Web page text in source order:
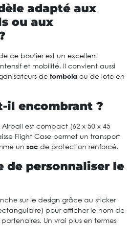
adapté aux
ou aux
ce boulier est un excellent
et mobilité. Il convient aussi
de tombola ou de loto en
il encombrant ?
est compact (62 x 50 x 45
Flight Case permet un transport
un sac de protection renforcé.
de personnaliser le
sur le design grâce au sticker
pour afficher le nom de
Un vrai plus en termes